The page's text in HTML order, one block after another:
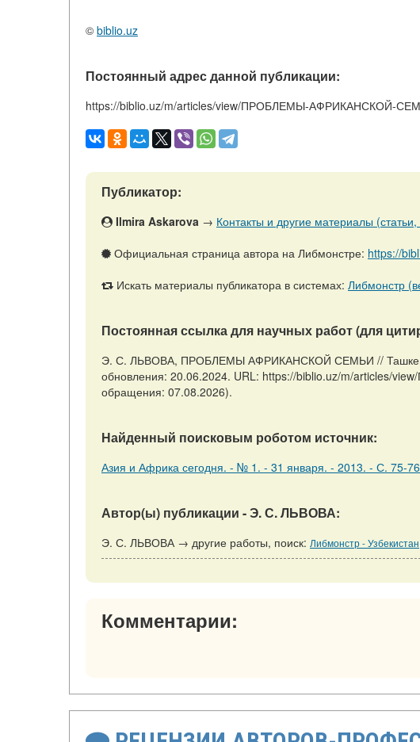
© biblio.uz
Постоянный адрес данной публикации:
https://biblio.uz/m/articles/view/ПРОБЛЕМЫ-АФРИКАНСКОЙ-
Публикатор:
Ilmira Askarova → Контакты и другие материалы
Официальная страница автора на Либмонстре: https://
Искать материалы публикатора в системах: Либмонстр
Постоянная ссылка для научных работ (для
Э. С. ЛЬВОВА, ПРОБЛЕМЫ АФРИКАНСКОЙ СЕМЬИ // Ташкент:
обновления: 20.06.2024. URL: https://biblio.uz/m/
обращения: 07.08.2026).
Найденный поисковым роботом источник:
Азия и Африка сегодня. - № 1. - 31 января. - 2013. - С. 75-
Автор(ы) публикации - Э. С. ЛЬВОВА:
Э. С. ЛЬВОВА → другие работы, поиск: Либмонстр - Узбекистан
Комментарии: